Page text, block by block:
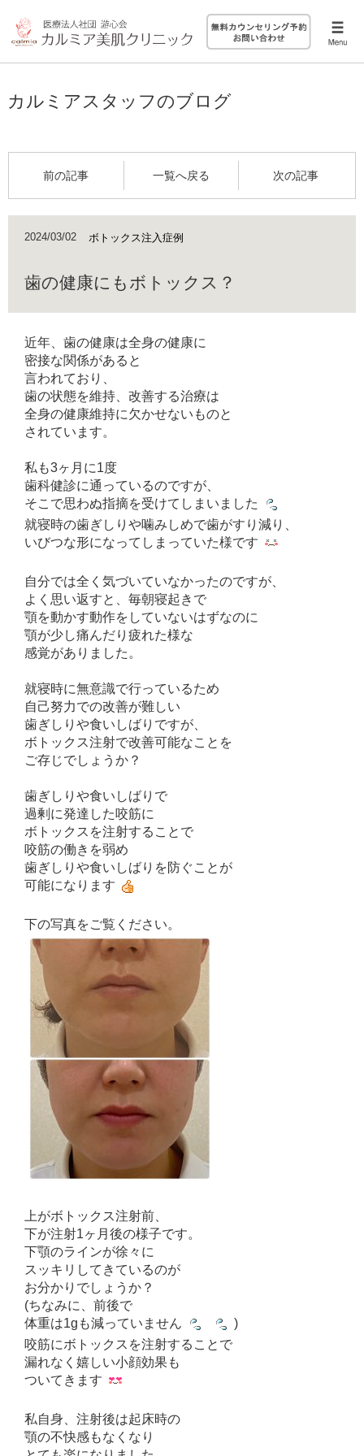
カルミアスタッフのブログ
前の記事 一覧へ戻る 次の記事
2024/03/02 ボトックス注入症例
歯の健康にもボトックス？
近年、歯の健康は全身の健康に
密接な関係があると
言われており、
歯の状態を維持、改善する治療は
全身の健康維持に欠かせないものと
されています。
私も3ヶ月に1度
歯科健診に通っているのですが、
そこで思わぬ指摘を受けてしまいました
就寝時の歯ぎしりや噛みしめで歯がすり減り、
いびつな形になってしまっていた様です
自分では全く気づいていなかったのですが、
よく思い返すと、毎朝寝起きで
顎を動かす動作をしていないはずなのに
顎が少し痛んだり疲れた様な
感覚がありました。
就寝時に無意識で行っているため
自己努力での改善が難しい
歯ぎしりや食いしばりですが、
ボトックス注射で改善可能なことを
ご存じでしょうか？
歯ぎしりや食いしばりで
過剰に発達した咬筋に
ボトックスを注射することで
咬筋の働きを弱め
歯ぎしりや食いしばりを防ぐことが
可能になります
下の写真をご覧ください。
上がボトックス注射前、
下が注射1ヶ月後の様子です。
下顎のラインが徐々に
スッキリしてきているのが
お分かりでしょうか？
(ちなみに、前後で
体重は1gも減っていません
)
咬筋にボトックスを注射することで
漏れなく嬉しい小顔効果も
ついてきます
私自身、注射後は起床時の
顎の不快感もなくなり